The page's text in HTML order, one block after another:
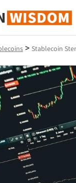
> Stablecoin